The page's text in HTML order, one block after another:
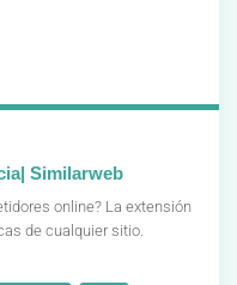
Similarweb
online? La extensión
de cualquier sitio.